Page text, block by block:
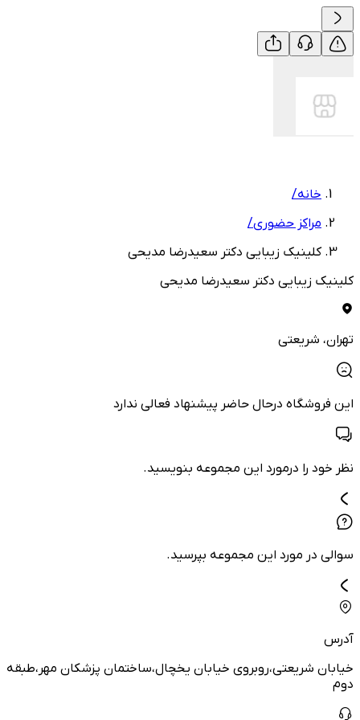
خانه/
مراکز حضوری/
کلینیک زیبایی دکتر سعیدرضا مدیحی
کلینیک زیبایی دکتر سعیدرضا مدیحی
تهران، شریعتی
این فروشگاه درحال حاضر پیشنهاد فعالی ندارد
نظر خود را درمورد این مجموعه بنویسید.
سوالی در مورد این مجموعه بپرسید.
آدرس
خیابان شریعتی،روبروی خیابان یخچال،ساختمان پزشکان مهر،طبقه
دوم